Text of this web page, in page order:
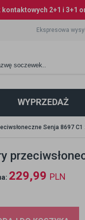
2+1 i 3+1
Ekspresowa
WYPRZEDAŻ
Senja 8697
229,99 PLN